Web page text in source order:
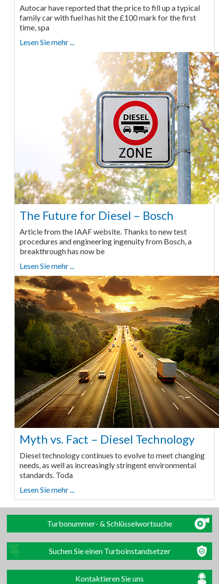
Autocar have reported that the price to fill up a typical
family car with fuel has hit the £100 mark for the first
time, spa
Lesen Sie mehr ...
The Future for Diesel – Bosch
Article from the IAAF website. Thanks to new test
procedures and engineering ingenuity from Bosch, a
breakthrough has now be
Lesen Sie mehr ...
Myth vs. Fact – Diesel Technology
Diesel technology continues to evolve to meet changing
needs, as well as increasingly stringent environmental
standards. Toda
Lesen Sie mehr ...
Turbonummer- & Schlüsselwortsuche
Suchen Sie einen Turboinstandsetzer
Kontaktieren Sie uns